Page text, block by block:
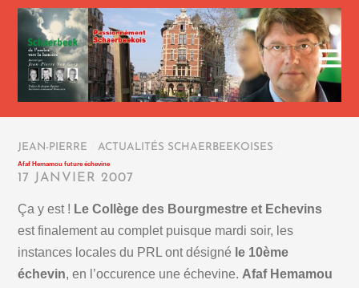
JEAN-PIERRE ACTUALITÉS SCHAERBEEKOISES
Afaf Hemamou future échevine
17 JANVIER 2007
Ça y est ! Le Collège des Bourgmestre et Echevins
est finalement au complet puisque mardi soir, les
instances locales du PRL ont désigné le 10ème
échevin, en l’occurence une échevine. Afaf Hemamou